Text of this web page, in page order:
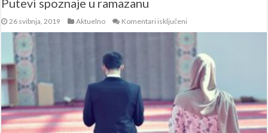
Putevi spoznaje u ramazanu
26 svibnja, 2019 Aktuelno Komentari isključeni
spoznaje
ramazanu